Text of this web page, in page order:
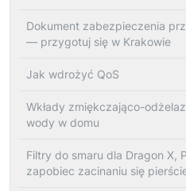
Dokument zabezpieczenia
— przygotuj się w Krakowie
Jak wdrożyć QoS
Wkłady zmiękczająco-
wody w domu
Filtry do smaru dla Dragon X,
zapobiec zacinaniu się